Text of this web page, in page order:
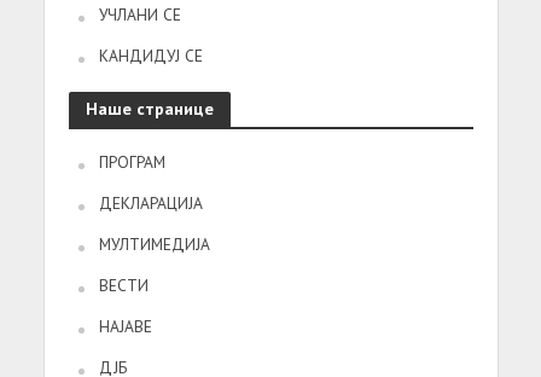
УЧЛАНИ СЕ
КАНДИДУЈ СЕ
Наше странице
ПРОГРАМ
ДЕКЛАРАЦИЈА
МУЛТИМЕДИЈА
ВЕСТИ
НАЈАВЕ
ДЈБ